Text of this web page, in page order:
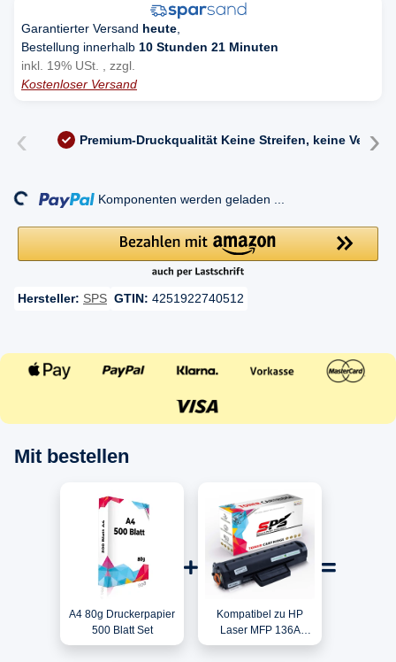
Garantierter Versand heute
Bestellung innerhalb 10 Stunden 21 Minuten
inkl. 19% USt. , zzgl.
Kostenloser Versand
‹ Premium-Druckqualität Keine Streifen, keine ›
Komponenten werden geladen ...
Hersteller: SPS GTIN: 4251922740512
Mit bestellen
A4 80g Druckerpapier
500 Blatt Set
Kompatibel zu HP
Laser MFP 136A
W1106A 106A Toner